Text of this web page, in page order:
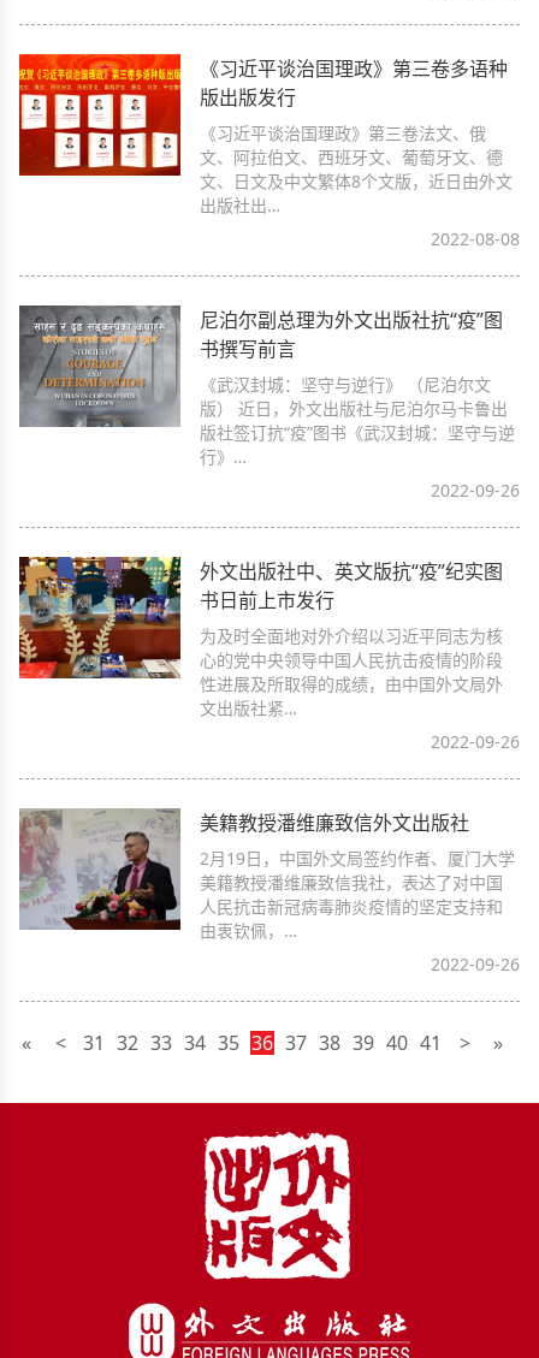
《习近平谈治国理政》第三卷多语种
版出版发行
《习近平谈治国理政》第三卷法文、俄
文、阿拉伯文、西班牙文、葡萄牙文、德
文、日文及中文繁体8个文版，近日由外文
出版社出…
2022-08-08
尼泊尔副总理为外文出版社抗“疫”图
书撰写前言
《武汉封城：坚守与逆行》 （尼泊尔文
版） 近日，外文出版社与尼泊尔马卡鲁出
版社签订抗“疫”图书《武汉封城：坚守与逆
行》…
2022-09-26
外文出版社中、英文版抗“疫”纪实图
书日前上市发行
为及时全面地对外介绍以习近平同志为核
心的党中央领导中国人民抗击疫情的阶段
性进展及所取得的成绩，由中国外文局外
文出版社紧…
2022-09-26
美籍教授潘维廉致信外文出版社
2月19日，中国外文局签约作者、厦门大学
美籍教授潘维廉致信我社，表达了对中国
人民抗击新冠病毒肺炎疫情的坚定支持和
由衷钦佩，…
2022-09-26
« < 31 32 33 34 35 36 37 38 39 40 41 > »